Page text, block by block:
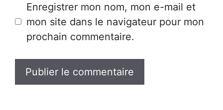
Enregistrer mon nom, mon e-mail et
mon site dans le navigateur pour mon
prochain commentaire.